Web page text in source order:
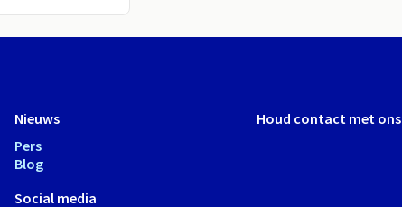
Nieuws
Pers
Blog
Social media
Houd contact met ons